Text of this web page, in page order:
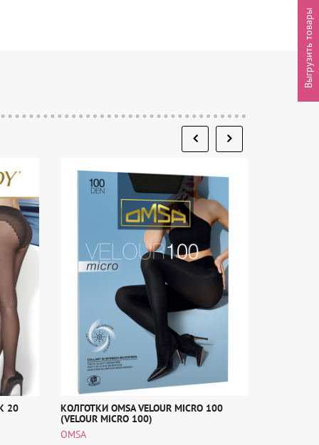
20
КОЛГОТКИ OMSA VELOUR MICRO 100
(VELOUR MICRO 100)
OMSA
Выгрузить товары